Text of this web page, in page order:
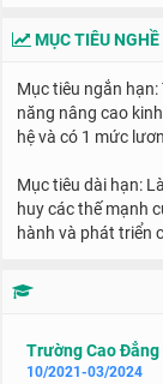
MỤC TIÊU
Mục tiêu ngắn
năng nâng cao
hệ và có 1 mức
Mục tiêu dài hạn:
huy các thế mạnh
hành và phát triển
Trường Cao Đẳng
10/2021-03/2024